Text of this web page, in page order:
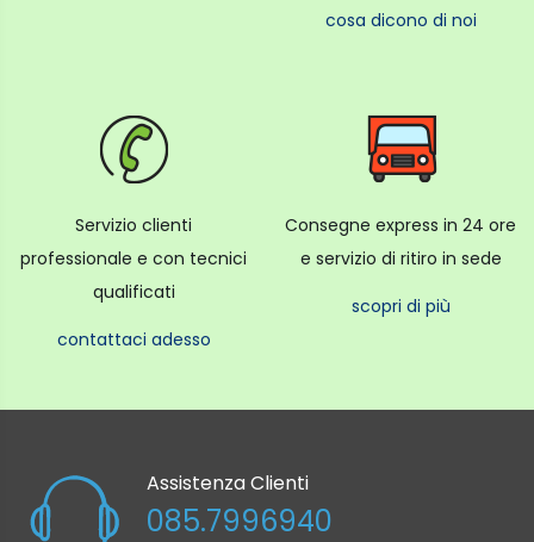
cosa dicono di noi
Servizio clienti
professionale e con tecnici
qualificati
contattaci adesso
Consegne express in 24 ore
e servizio di ritiro in sede
scopri di più
Assistenza Clienti
085.7996940